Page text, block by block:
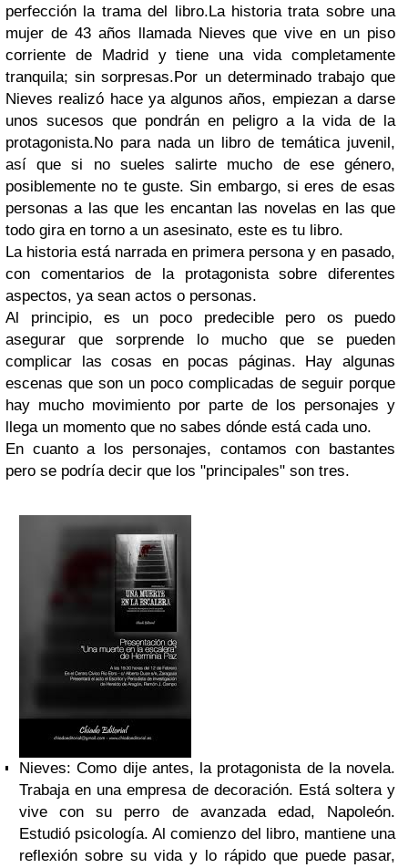
perfección la trama del libro.La historia trata sobre una
mujer de 43 años llamada Nieves que vive en un piso
corriente de Madrid y tiene una vida completamente
tranquila; sin sorpresas.Por un determinado trabajo que
Nieves realizó hace ya algunos años, empiezan a darse
unos sucesos que pondrán en peligro a la vida de la
protagonista.No para nada un libro de temática juvenil,
así que si no sueles salirte mucho de ese género,
posiblemente no te guste. Sin embargo, si eres de esas
personas a las que les encantan las novelas en las que
todo gira en torno a un asesinato, este es tu libro.
La historia está narrada en primera persona y en pasado,
con comentarios de la protagonista sobre diferentes
aspectos, ya sean actos o personas.
Al principio, es un poco predecible pero os puedo
asegurar que sorprende lo mucho que se pueden
complicar las cosas en pocas páginas. Hay algunas
escenas que son un poco complicadas de seguir porque
hay mucho movimiento por parte de los personajes y
llega un momento que no sabes dónde está cada uno.
En cuanto a los personajes, contamos con bastantes
pero se podría decir que los "principales" son tres.
Nieves: Como dije antes, la protagonista de la novela.
Trabaja en una empresa de decoración. Está soltera y
vive con su perro de avanzada edad, Napoleón.
Estudió psicología. Al comienzo del libro, mantiene una
reflexión sobre su vida y lo rápido que puede pasar,